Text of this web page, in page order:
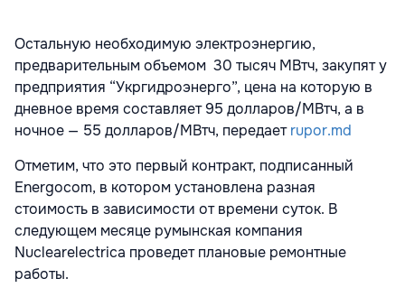
Остальную необходимую электроэнергию,
предварительным объемом 30 тысяч МВтч, закупят у
предприятия “Укргидроэнерго”, цена на которую в
дневное время составляет 95 долларов/МВтч, а в
ночное — 55 долларов/МВтч, передаетrupor.md
Отметим, что это первый контракт, подписанный
Energocom, в котором установлена разная
стоимость в зависимости от времени суток. В
следующем месяце румынская компания
Nuclearelectrica проведет плановые ремонтные
работы.